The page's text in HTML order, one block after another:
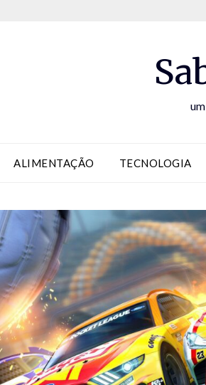
ALIMENTAÇÃO TECNOLOGIA